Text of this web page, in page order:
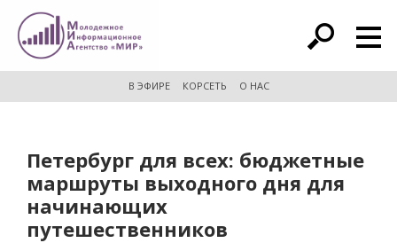
расширенный поиск
В ЭФИРЕ КОРСЕТЬ О НАС
Петербург для всех: бюджетные
маршруты выходного дня для
начинающих
путешественников